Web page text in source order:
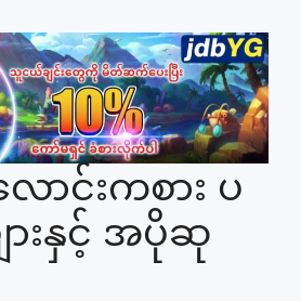
ာင်းကစား ပ
ျားနှင့် အပိုဆု